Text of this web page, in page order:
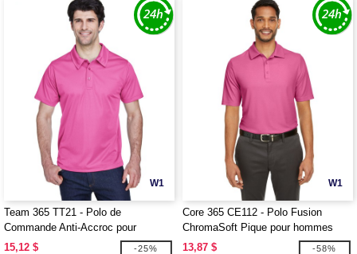
W1
Team 365 TT21 - Polo de
Commande Anti-Accroc pour
Hommes
15,12 $ -25%
W1
Core 365 CE112 - Polo Fusion
ChromaSoft Pique pour hommes
13,87 $
-58%